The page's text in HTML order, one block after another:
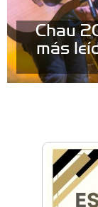
Chau
más